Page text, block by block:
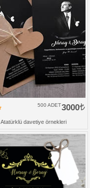
3000
500 ADET
Atatürklü davetiye örnekleri